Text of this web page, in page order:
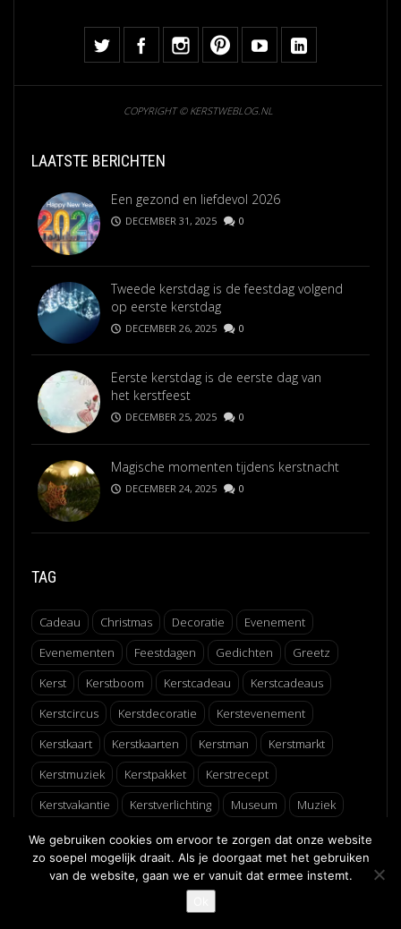
COPYRIGHT © KERSTWEBLOG.NL
LAATSTE BERICHTEN
Een gezond en liefdevol 2026
DECEMBER 31, 2025 0
Tweede kerstdag is de feestdag volgend
op eerste kerstdag
DECEMBER 26, 2025 0
Eerste kerstdag is de eerste dag van
het kerstfeest
DECEMBER 25, 2025 0
Magische momenten tijdens kerstnacht
DECEMBER 24, 2025 0
TAG
Cadeau Christmas Decoratie
Evenement
Evenementen
Feestdagen Gedichten
Greetz
Kerst
Kerstboom Kerstcadeau
Kerstcadeaus
Kerstcircus
Kerstdecoratie
Kerstevenement
Kerstkaart
Kerstkaarten Kerstman
Kerstmarkt
Kerstmuziek
Kerstpakket
Kerstrecept
Kerstvakantie
Kerstverlichting Museum
Muziek
Recept
Schaatsen Winter Winterfair
We gebruiken cookies om ervoor te zorgen dat onze website
zo soepel mogelijk draait. Als je doorgaat met het gebruiken
van de website, gaan we er vanuit dat ermee instemt.